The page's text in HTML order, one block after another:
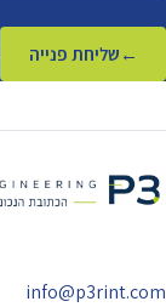
שליחת פנייה
info@p3rint.com